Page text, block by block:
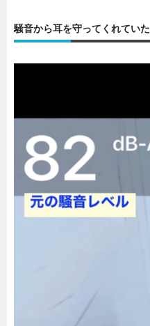
騒音から耳を守ってくれていた